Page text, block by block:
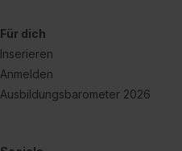
Für dich
Inserieren
Anmelden
Ausbildungsbarometer 2026